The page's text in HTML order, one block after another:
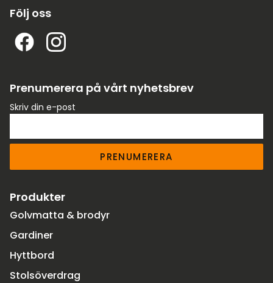
Följ oss
Prenumerera på vårt nyhetsbrev
Skriv din e-post
PRENUMERERA
Produkter
Golvmatta & brodyr
Gardiner
Hyttbord
Stolsöverdrag